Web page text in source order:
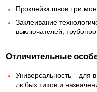
Проклейка швов при
Заклеивание
выключателей,
Отличительные
Универсальность – для
любых типов и